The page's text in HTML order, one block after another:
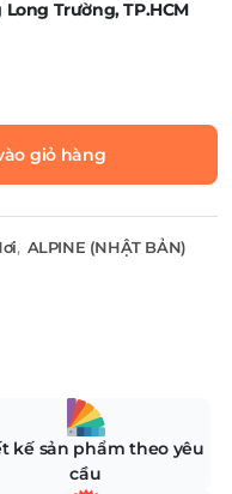
Trường, TP.HCM
giỏ hàng
, ALPINE (NHẬT BẢN)
kế sản phẩm theo yêu
cầu